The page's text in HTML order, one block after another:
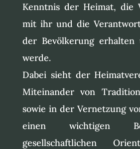
Kenntnis der Heimat, die
mit ihr und die
der Bevölkerung
werde.
Dabei sieht der
Miteinander von
sowie in der Vernetzung
einen wichtigen
gesellschaftlichen